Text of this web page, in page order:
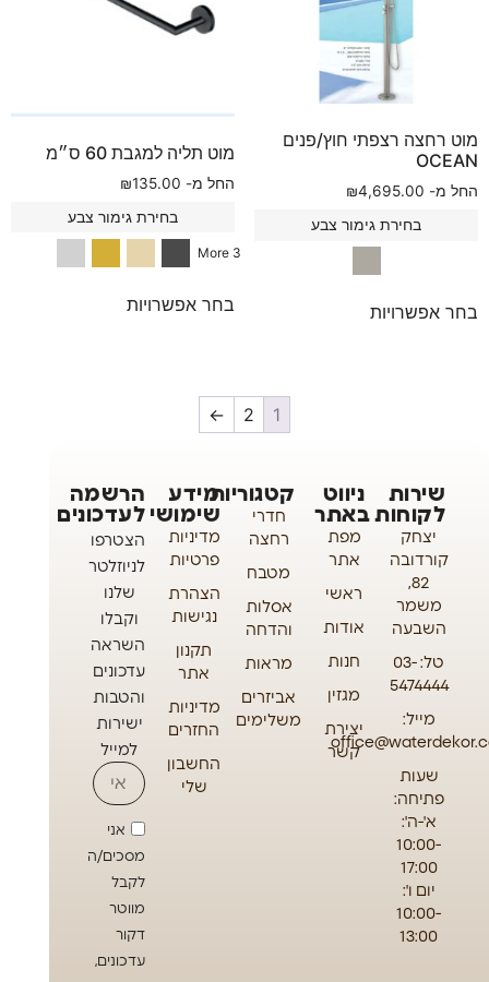
מוט רחצה רצפתי חוץ/פנים
OCEAN
החל מ- ₪4,695.00
בחירת גימור צבע
בחר אפשרויות
מוט תליה למגבת 60 ס״מ
החל מ- ₪135.00
בחירת גימור צבע
3 More
בחר אפשרויות
1
2
←
שירות
לקוחות
יצחק
קורדובה
82,
משמר
השבעה
טל: 03-
5474444
מייל:
שעות
פתיחה:
א'-ה':
10:00-
17:00
יום ו':
10:00-
13:00
ניווט
באתר
מפת
אתר
ראשי
אודות
חנות
מגזין
יצירת
קשר
קטגוריות
חדרי
רחצה
מטבח
אסלות
והדחה
מראות
אביזרים
משלימים
מידע
שימושי
מדיניות
פרטיות
הצהרת
נגישות
תקנון
אתר
מדיניות
החזרים
החשבון
שלי
הרשמה
לעדכונים
הצטרפו
לניוזלטר
שלנו
וקבלו
השראה
עדכונים
והטבות
ישירות
למייל
אני
מסכים/ה
לקבל
מווטר
דקור
עדכונים,